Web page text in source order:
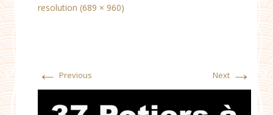
resolution (689 × 960)
← Previous Next →